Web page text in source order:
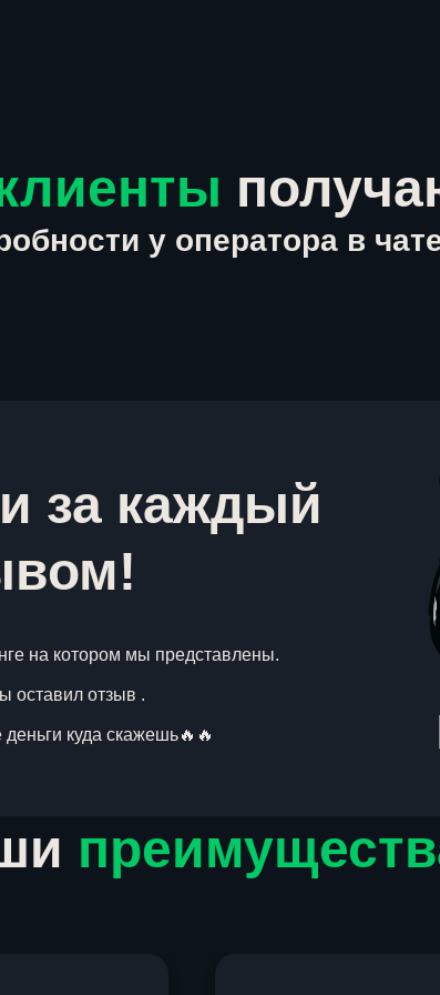
у оператора в
за каждый
на котором мы представлены.
оставил отзыв .
деньги куда скажешь🔥🔥